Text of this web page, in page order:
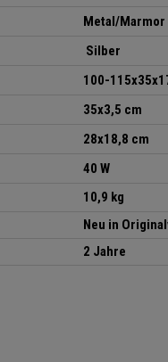
Metal/Marmor
Silber
100-
35x3,5 cm
28x18,8 cm
40 W
10,9 kg
Neu in
2 Jahre